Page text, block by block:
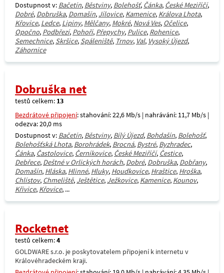
Dostupnost v: Bačetín, Běstviny, Bolehošť, Čánka, České Meziříčí,
Dobré, Dobruška, Domašín, Jílovice, Kamenice, Králova Lhota,
Křovice, Ledce, Lipiny, Mělčany, Mokré, Nová Ves, Očelice,
Opočno, Podbřezí, Pohoří, Přepychy, Pulice, Rohenice,
Semechnice, Skršice, Spáleniště, Trnov, Val, Vysoký Újezd,
Záhornice
Dobruška net
testů celkem: 13
Bezdrátové připojení: stahování: 22,6 Mb/s | nahrávání: 11,7 Mb/s |
odezva: 20,0 ms
Dostupnost v: Bačetín, Běstviny, Bílý Újezd, Bohdašín, Bolehošť,
Bolehošťská Lhota, Borohrádek, Brocná, Bystré, Byzhradec,
Čánka, Častolovice, Černíkovice, České Meziříčí, Čestice,
Debřece, Deštné v Orlických horách, Dobré, Dobruška, Dobřany,
Domašín, Hláska, Hlinné, Hluky, Houdkovice, Hraštice, Hroška,
Chlístov, Chmeliště, Ještětice, Ježkovice, Kamenice, Kounov,
Křivice, Křovice, ...
Rocketnet
testů celkem:4
GOLDWARE s.r.o. je poskytovatelem připojení k internetu v
Královéhradeckém kraji.